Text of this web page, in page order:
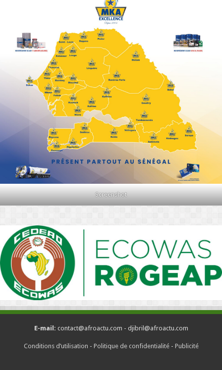
Screenshot
E-mail: contact@afroactu.com - djibril@afroactu.com
Conditions d’utilisation - Politique de confidentialité- Publicité